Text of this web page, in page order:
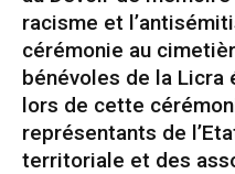
racisme et
cérémonie au
bénévoles de la Licra
lors de cette
représentants de
territoriale et des